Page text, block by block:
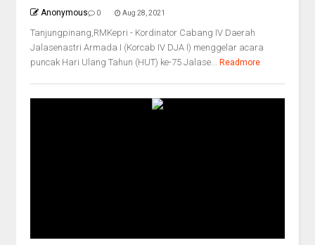
Anonymous 0 Aug 28, 2021
Tanjungpinang,RMKepri - Kordinator Cabang IV Daerah
Jalasenastri Armada I (Korcab IV DJA I) menggelar acara
puncak Hari Ulang Tahun (HUT) ke-75 Jalase... Readmore